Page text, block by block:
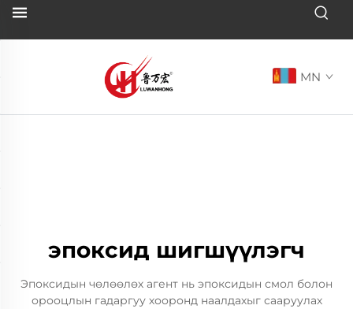
MN
эпоксид шигшүүлэгч
Эпоксидын чөлөөлөх агент нь эпоксидын смол болон
орооцлын гадаргуу хооронд наалдахыг сааруулах